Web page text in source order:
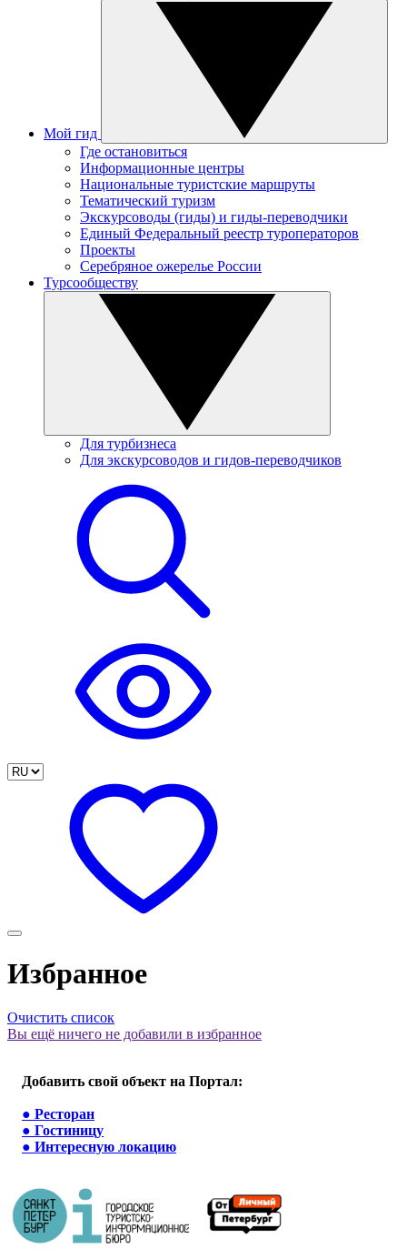
Мой гид
Где остановиться
Информационные центры
Национальные туристские маршруты
Тематический туризм
Экскурсоводы (гиды) и гиды-переводчики
Единый Федеральный реестр туроператоров
Проекты
Серебряное ожерелье России
Турсообществу
Для турбизнеса
Для экскурсоводов и гидов-переводчиков
Избранное
Очистить список
Вы ещё ничего не добавили в избранное
Добавить свой объект на Портал:
● Ресторан
● Гостиницу
● Интересную локацию